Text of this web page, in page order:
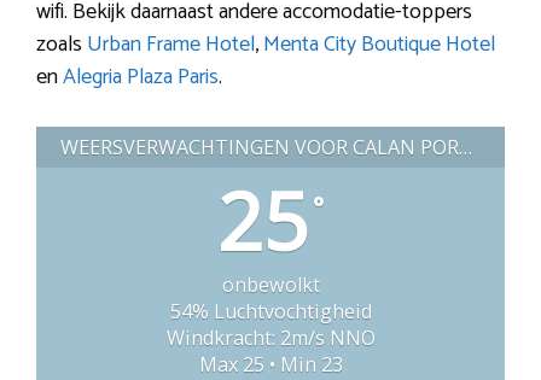
wifi. Bekijk daarnaast andere accomodatie-toppers
zoals Urban Frame Hotel,Menta City Boutique Hotel
enAlegria Plaza Paris.
WEERSVERWACHTINGEN VOOR CALAN PORTER (SPANJE)
25°
onbewolkt
54% Luchtvochtigheid
Windkracht: 2m/s NNO
Max 25 • Min 23